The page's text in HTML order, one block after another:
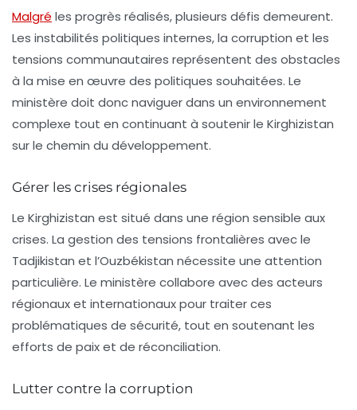
Malgré les progrès réalisés, plusieurs défis demeurent.
Les instabilités politiques internes, la corruption et les
tensions communautaires représentent des obstacles
à la mise en œuvre des politiques souhaitées. Le
ministère doit donc naviguer dans un environnement
complexe tout en continuant à soutenir le Kirghizistan
sur le chemin du développement.
Gérer les crises régionales
Le Kirghizistan est situé dans une région sensible aux
crises. La gestion des tensions frontalières avec le
Tadjikistan et l’Ouzbékistan nécessite une attention
particulière. Le ministère collabore avec des acteurs
régionaux et internationaux pour traiter ces
problématiques de sécurité, tout en soutenant les
efforts de paix et de réconciliation.
Lutter contre la corruption